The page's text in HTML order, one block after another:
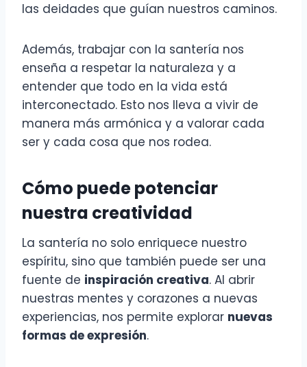
las deidades que guían nuestros caminos.
Además, trabajar con la santería nos
enseña a respetar la naturaleza y a
entender que todo en la vida está
interconectado. Esto nos lleva a vivir de
manera más armónica y a valorar cada
ser y cada cosa que nos rodea.
Cómo puede potenciar
nuestra creatividad
La santería no solo enriquece nuestro
espíritu, sino que también puede ser una
fuente de inspiración creativa. Al abrir
nuestras mentes y corazones a nuevas
experiencias, nos permite explorar nuevas
formas de expresión.